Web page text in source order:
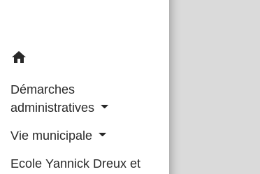
home
Démarches
administratives
Vie municipale
Ecole Yannick Dreux et